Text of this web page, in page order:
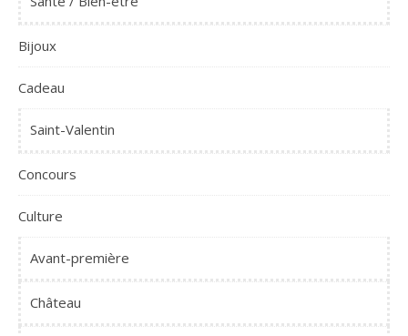
Bijoux
Cadeau
Saint-Valentin
Concours
Culture
Avant-première
Château